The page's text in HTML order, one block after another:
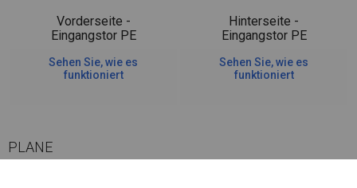
Vorderseite -
Eingangstor PE
Sehen Sie, wie es
funktioniert
Hinterseite -
Eingangstor PE
Sehen Sie, wie es
funktioniert
PLANE